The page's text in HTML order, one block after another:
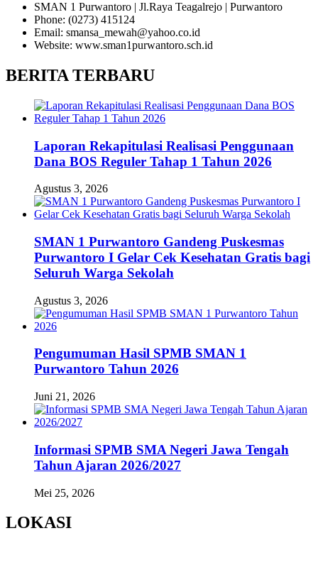
SMAN 1 Purwantoro | Jl.Raya Teagalrejo | Purwantoro
Phone: (0273) 415124
Email: smansa_mewah@yahoo.co.id
Website: www.sman1purwantoro.sch.id
BERITA TERBARU
Laporan Rekapitulasi Realisasi Penggunaan
Dana BOS Reguler Tahap 1 Tahun 2026
Agustus 3, 2026
SMAN 1 Purwantoro Gandeng Puskesmas
Purwantoro I Gelar Cek Kesehatan Gratis bagi
Seluruh Warga Sekolah
Agustus 3, 2026
Pengumuman Hasil SPMB SMAN 1
Purwantoro Tahun 2026
Juni 21, 2026
Informasi SPMB SMA Negeri Jawa Tengah
Tahun Ajaran 2026/2027
Mei 25, 2026
LOKASI